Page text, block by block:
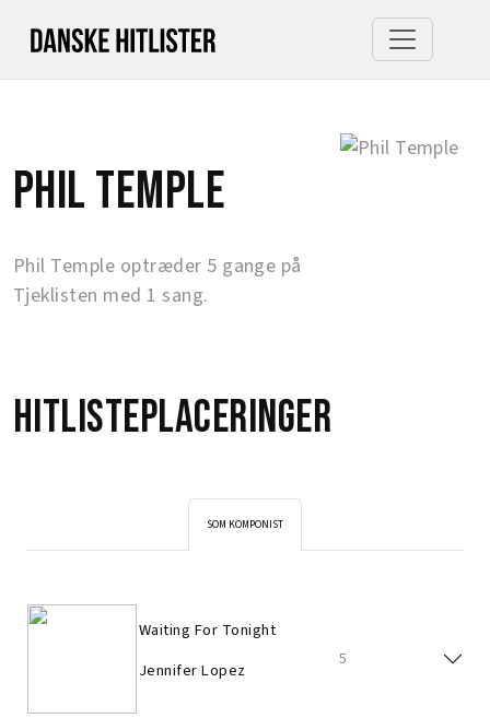
Phil Temple
Phil Temple optræder 5 gange på
Tjeklisten med 1 sang.
Hitlisteplaceringer
SOM KOMPONIST
Waiting For Tonight
Jennifer Lopez
5